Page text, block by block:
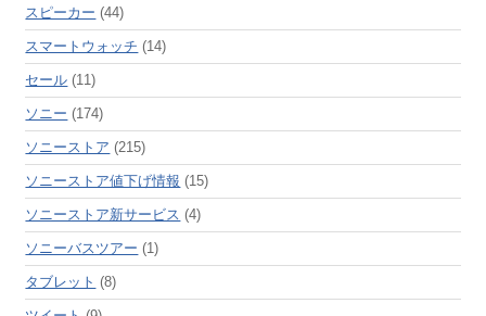
スピーカー (44)
スマートウォッチ (14)
セール (11)
ソニー (174)
ソニーストア (215)
ソニーストア値下げ情報 (15)
ソニーストア新サービス (4)
ソニーバスツアー (1)
タブレット (8)